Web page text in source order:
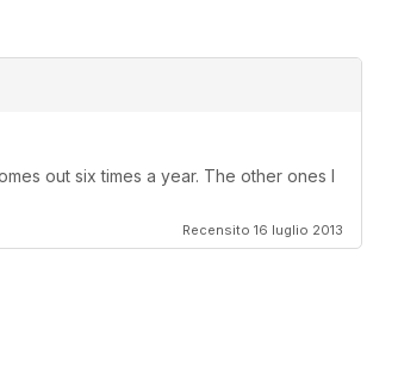
out six times a year. The other ones I
Recensito 16 luglio 2013